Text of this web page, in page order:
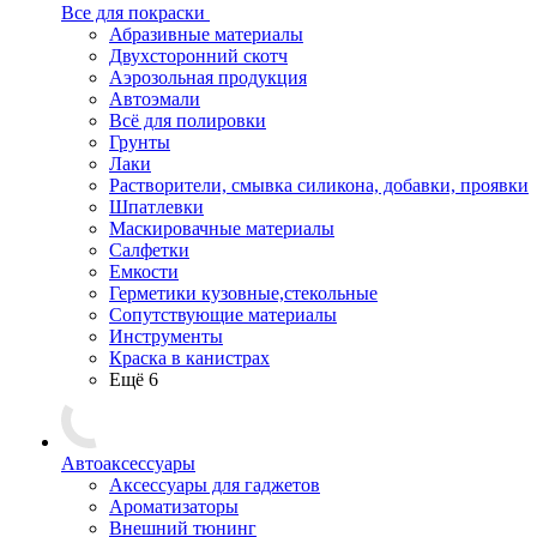
Все для покраски
Абразивные материалы
Двухсторонний скотч
Аэрозольная продукция
Автоэмали
Всё для полировки
Грунты
Лаки
Растворители, смывка силикона, добавки, проявки
Шпатлевки
Маскировачные материалы
Салфетки
Емкости
Герметики кузовные,стекольные
Сопутствующие материалы
Инструменты
Краска в канистрах
Ещё 6
Автоаксессуары
Аксессуары для гаджетов
Ароматизаторы
Внешний тюнинг